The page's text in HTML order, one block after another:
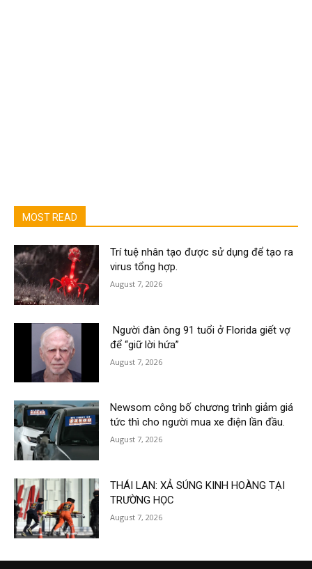
MOST READ
Trí tuệ nhân tạo được sử dụng để tạo ra
virus tổng hợp.
August 7, 2026
Người đàn ông 91 tuổi ở Florida giết vợ
để “giữ lời hứa”
August 7, 2026
Newsom công bố chương trình giảm giá
tức thì cho người mua xe điện lần đầu.
August 7, 2026
THÁI LAN: XẢ SÚNG KINH HOÀNG TẠI
TRƯỜNG HỌC
August 7, 2026